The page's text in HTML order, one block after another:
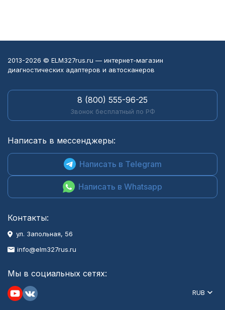
2013-2026 © ELM327rus.ru — интернет-магазин
диагностических адаптеров и автосканеров
8 (800) 555-96-25
Звонок бесплатный по РФ
Написать в мессенджеры:
Написать в Telegram
Написать в Whatsapp
Контакты:
ул. Запольная, 56
info@elm327rus.ru
Мы в социальных сетях:
RUB